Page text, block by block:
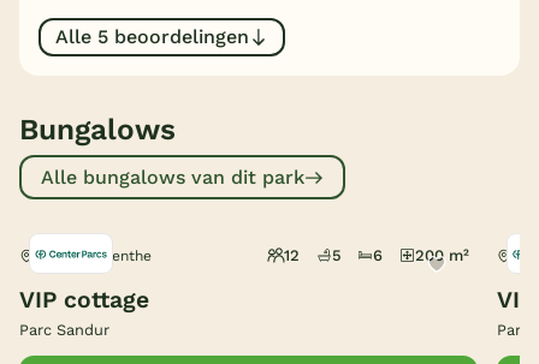
Onze e-boeken
Alle 5 beoordelingen
Bungalows
Alle bungalows van dit park
Emmen, Drenthe 12 5 6 200 m²
VIP cottage
Parc Sandur Parc